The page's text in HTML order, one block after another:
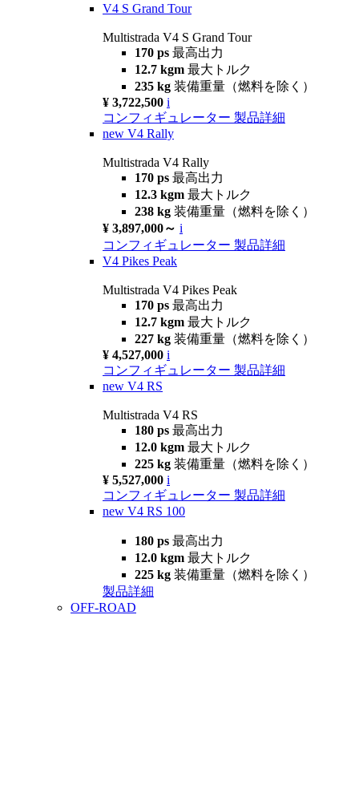
V4 S Grand Tour
Multistrada V4 S Grand Tour
170 ps 最高出力
12.7 kgm 最大トルク
235 kg 装備重量（燃料を除く）
¥ 3,722,500 i
コンフィギュレーター 製品詳細
new V4 Rally
Multistrada V4 Rally
170 ps 最高出力
12.3 kgm 最大トルク
238 kg 装備重量（燃料を除く）
¥ 3,897,000～ i
コンフィギュレーター 製品詳細
V4 Pikes Peak
Multistrada V4 Pikes Peak
170 ps 最高出力
12.7 kgm 最大トルク
227 kg 装備重量（燃料を除く）
¥ 4,527,000 i
コンフィギュレーター 製品詳細
new V4 RS
Multistrada V4 RS
180 ps 最高出力
12.0 kgm 最大トルク
225 kg 装備重量（燃料を除く）
¥ 5,527,000 i
コンフィギュレーター 製品詳細
new V4 RS 100
180 ps 最高出力
12.0 kgm 最大トルク
225 kg 装備重量（燃料を除く）
製品詳細
OFF-ROAD